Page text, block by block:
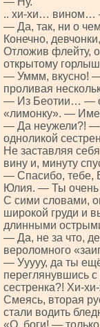
.. хи-хи… вином…
— Да, так, ни о
Конечно,
Отложив флейту,
открытому
— Уммм, вкусно! —
проливая
— Из Беотии… —
«лимонку». —
— Да неужели?! —
одноликой
Не заставляя
вину и, минуту
— Спасибо, тебе,
Юлия. — Ты
С сими словами,
широкой груди и
длинными
— Да, не за что,
вероломного
— Ууууу, да ты
переглянувшись
сестренка?! Хи-
Смеясь, вторая
стали водить
«О, боги! —